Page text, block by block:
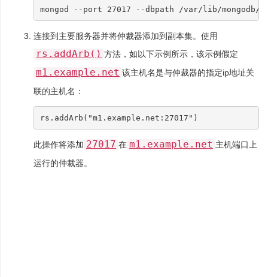
mongod --port 27017 --dbpath /var/lib/mongodb/
连接到主要服务器并将仲裁器添加到副本集。使用
rs.addArb() 方法，如以下示例所示，该示例假定
m1.example.net 该主机名是与仲裁器的指定ip地址关
联的主机名：
rs . addArb ( "m1.example.net:27017" )
此操作将添加 27017 在 m1.example.net 主机端口上
运行的仲裁器。